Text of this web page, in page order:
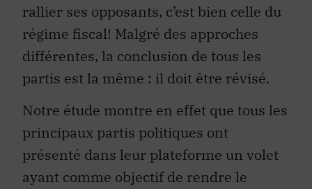
rallier ses opposants, c’est bien celle du
régime fiscal! Malgré des approches
différentes, la conclusion de tous les
partis est la même : il doit être révisé.
Notre étude montre en effet que tous les
principaux partis politiques ont
présenté dans leur plateforme un volet
ayant comme objectif de rendre le